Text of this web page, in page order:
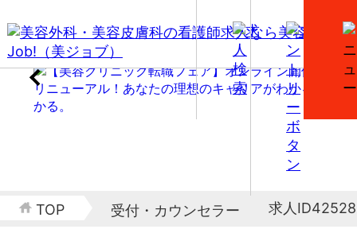
TOP 受付・カウンセラー 求人ID42528